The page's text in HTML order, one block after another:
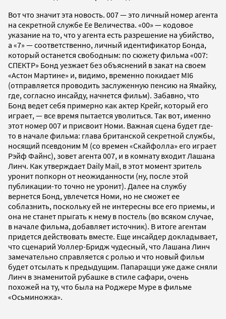
Вот что значит эта новость. 007 — это личный номер агента
на секретной службе Ее Величества. «00» — кодовое
указание на то, что у агента есть разрешение на убийство,
а «7» — соответственно, личный идентификатор Бонда,
который останется свободным: по сюжету фильма «007:
СПЕКТР» Бонд уезжает без объяснений в закат на своем
«Астон Мартине» и, видимо, временно покидает MI6
(отправляется проводить заслуженную пенсию на Ямайку,
где, согласно инсайду, начнется фильм). Забавно, что
Бонд ведет себя примерно как актер Крейг, который его
играет, — все время пытается уволиться. Так вот, именно
этот номер 007 и присвоит Номи. Важная сцена будет где-
то в начале фильма: глава британской секретной службы,
носящий псевдоним М (со времен «Скайфолла» его играет
Рэйф Файнс), зовет агента 007, и в комнату входит Лашана
Линч. Как утверждает Daily Mail, в этот момент зритель
уронит попкорн от неожиданности (ну, после этой
публикации-то точно не уронит). Далее на службу
вернется Бонд, увлечется Номи, но не сможет ее
соблазнить, поскольку ей не интересны все его приемы, и
она не станет прыгать к нему в постель (во всяком случае,
в начале фильма, добавляет источник). В итоге агентам
придется действовать вместе. Еще инсайдер докладывает,
что сценарий Уоллер-Бридж чудесный, что Лашана Линч
замечательно справляется с ролью и что новый фильм
будет отсылать к предыдущим. Папарацци уже даже сняли
Линч в знаменитой рубашке в стиле сафари, очень
похожей на ту, что была на Роджере Муре в фильме
«Осьминожка».